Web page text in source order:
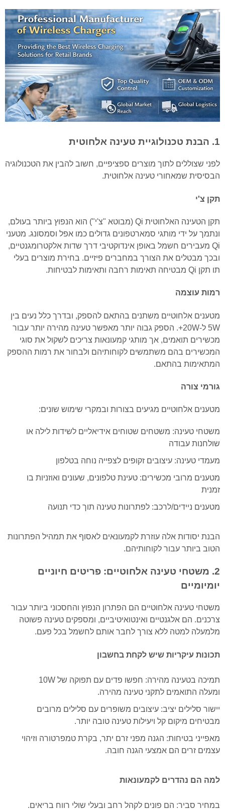
לפני שצוללים לתוך מוצרים ספציפיים, חשוב להבין את הטכנולוגיה
הבסיסית שמאחורי טעינה אלחוטית.
תקן צ'י
תקן הטעינה האלחוטית Qi (מבוטא "צ'י") הוא הנפוץ ביותר בעולם,
ונתמך על ידי מותגי סמארטפונים גדולים כמו אפל וסמסונג. מטעני
Qi מעבירים חשמל באופן אינדוקטיבי דרך שדות אלקטרומגנטיים,
ובכך מבטלים את הצורך במחברים פיזיים. בחירת מוצרים בעלי
תו תקן Qi מבטיחה תאימות רחבה ותאימות לבטיחות.
רמות עוצמה
מטענים אלחוטיים משתנים בהתאם להספק, ובדרך כלל נעים בין
5W ל-20W+. הספק גבוה יותר מאפשר טעינה מהירה יותר עבור
מכשירים תואמים, אך מותגי קמעונאות צריכים לשקול את סוגי
המכשירים בהם משתמשים לקוחותיהם ולבחור את רמות ההספק
המתאימות בהתאם.
גורמי צורה
מטענים אלחוטיים מגיעים בצורות ובמקרי שימוש שונים:
משטחי טעינה: משטחים שטוחים אידיאליים לשידות לילה או
שולחנות עבודה
מעמדי טעינה: עיצובים זקופים לצפייה נוחה בטלפון
מטענים מרובי מכשירים: טעינת טלפונים, שעונים ואוזניות בו
זמנית
מטענים ניידים/לרכב: לפתרונות טעינה תוך כדי תנועה
הבנת יסודות אלה עוזרת לקמעונאים לאסוף את תמהיל הפתרונות
הטוב ביותר עבור לקוחותיהם.
2. משטחי טעינה אלחוטיים: פריטים חיוניים
יומיומיים
משטחי טעינה אלחוטיים הם הפתרון הנפוץ והחסכוני ביותר עבור
צרכנים. הם אלגנטיים ואינטואיטיביים, ומספקים טעינה פשוטה
מלמעלה למטה ללא צורך לחבר אותם לחשמל בכל פעם.
תכונות עיקריות שיש לקחת בחשבון
תמיכה בטעינה מהירה: חפשו פדים עם תפוקה של 10W
ומעלה התואמים לתקני טעינה מהירה.
יישור סלילים יציב: עיצובים משופרים עם סלילים מרובים
מבטיחים מיקום קל ויעילות טעינה טובה יותר.
מאפייני בטיחות: הגנה מפני זרם יתר, בקרת טמפרטורה וזיהוי
עצמים זרים הם אמצעי הגנה חובה.
למה הם נהדרים לקמעונאות
במחיר סביר: הם פונים לקהל רחב ובעלי שולי רווח בריאים.